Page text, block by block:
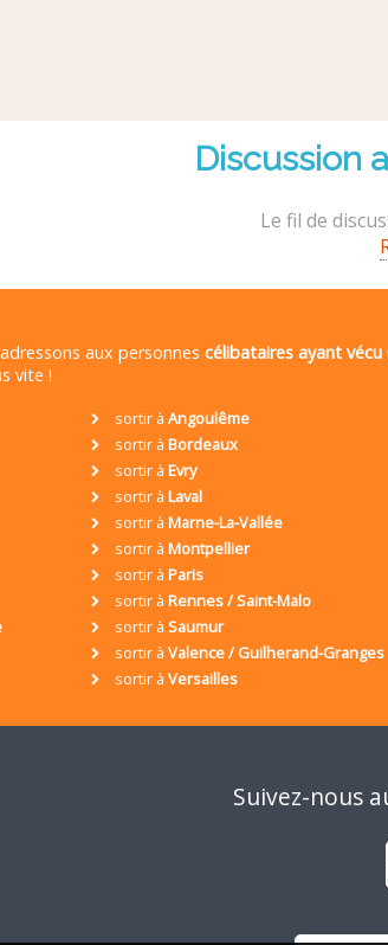
Discussion
Le fil de
aux personnes célibataires ayant
vite !
sortir à Angoulême
sortir à Bordeaux
sortir à Evry
sortir à Laval
sortir à Marne-La-Vallée
sortir à Montpellier
sortir à Paris
sortir à Rennes / Saint-Malo
sortir à Saumur
sortir à Valence / Guilherand-Granges
sortir à Versailles
Suivez-nous